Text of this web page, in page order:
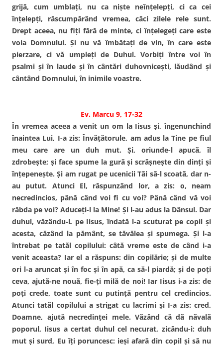
grijă, cum umblaţi, nu ca nişte neînţelepţi, ci ca cei
înţelepţi, răscumpărând vremea, căci zilele rele sunt.
Drept aceea, nu fiţi fără de minte, ci înţelegeţi care este
voia Domnului. Şi nu vă îmbătaţi de vin, în care este
pierzare, ci vă umpleţi de Duhul. Vorbiţi între voi în
psalmi şi în laude şi în cântări duhovniceşti, lăudând şi
cântând Domnului, în inimile voastre.
Ev. Marcu 9, 17-32
În vremea aceea a venit un om la Iisus şi, îngenunchind
înaintea Lui, I-a zis: Învăţătorule, am adus la Tine pe fiul
meu care are un duh mut. Şi, oriunde-l apucă, îl
zdrobeşte; şi face spume la gură şi scrâşneşte din dinţi şi
înţepeneşte. Şi am rugat pe ucenicii Tăi să-l scoată, dar n-
au putut. Atunci El, răspunzând lor, a zis: o, neam
necredincios, până când voi fi cu voi? Până când vă voi
răbda pe voi? Aduceţi-l la Mine! Şi l-au adus la Dânsul. Dar
duhul, văzându-L pe Iisus, îndată l-a scuturat pe copil şi
acesta, căzând la pământ, se tăvălea şi spumega. Şi l-a
întrebat pe tatăl copilului: câtă vreme este de când i-a
venit aceasta? Iar el a răspuns: din copilărie; şi de multe
ori l-a aruncat şi în foc şi în apă, ca să-l piardă; şi de poţi
ceva, ajută-ne nouă, fie-ţi milă de noi! Iar Iisus i-a zis: de
poţi crede, toate sunt cu putinţă pentru cel credincios.
Atunci tatăl copilului a strigat cu lacrimi şi I-a zis: cred,
Doamne, ajută necredinţei mele. Văzând că dă năvală
poporul, Iisus a certat duhul cel necurat, zicându-i: duh
mut şi surd, Eu îţi poruncesc: ieşi afară din copil şi să nu